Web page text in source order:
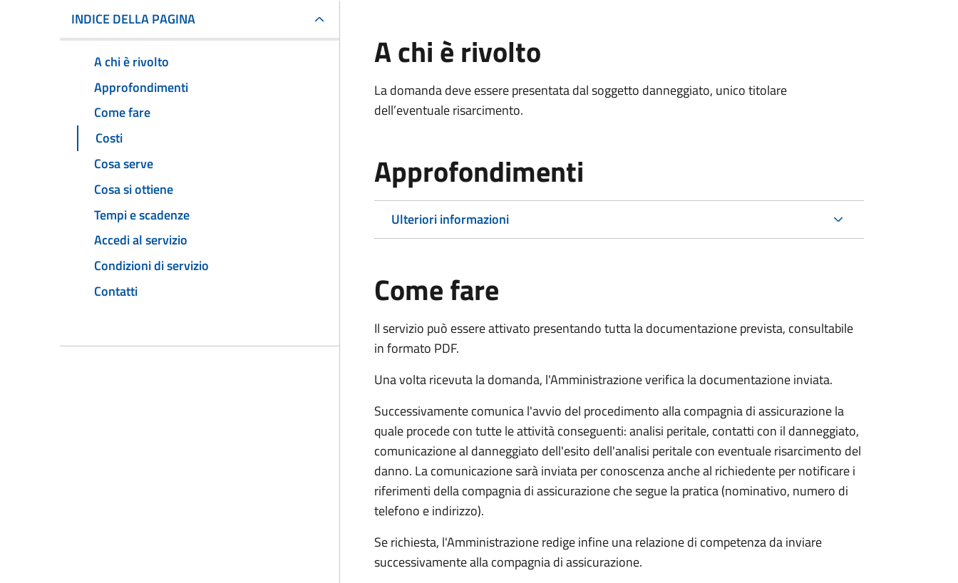
INDICE DELLA PAGINA
A chi è rivolto
Approfondimenti
Come fare
Costi
Cosa serve
Cosa si ottiene
Tempi e scadenze
Accedi al servizio
Condizioni di servizio
Contatti
A chi è rivolto
La domanda deve essere presentata dal soggetto danneggiato, unico titolare
dell’eventuale risarcimento.
Approfondimenti
Ulteriori informazioni
Come fare
Il servizio può essere attivato presentando tutta la documentazione prevista, consultabile
in formato PDF.
Una volta ricevuta la domanda, l'Amministrazione verifica la documentazione inviata.
Successivamente comunica l'avvio del procedimento alla compagnia di assicurazione la
quale procede con tutte le attività conseguenti: analisi peritale, contatti con il danneggiato,
comunicazione al danneggiato dell'esito dell'analisi peritale con eventuale risarcimento del
danno. La comunicazione sarà inviata per conoscenza anche al richiedente per notificare i
riferimenti della compagnia di assicurazione che segue la pratica (nominativo, numero di
telefono e indirizzo).
Se richiesta, l'Amministrazione redige infine una relazione di competenza da inviare
successivamente alla compagnia di assicurazione.